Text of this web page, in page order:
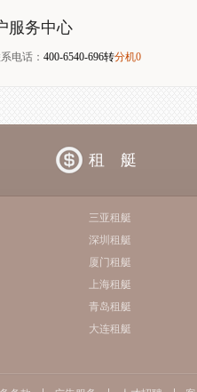
服务中心
电话： 400-6540-696转分机0
租 艇
三亚租艇
深圳租艇
厦门租艇
上海租艇
青岛租艇
大连租艇